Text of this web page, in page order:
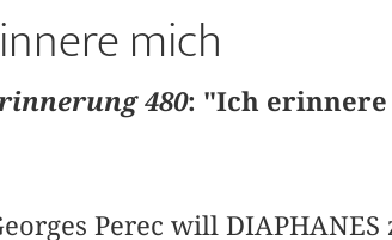
mich
480: "Ich
Perec will DIAPHANES